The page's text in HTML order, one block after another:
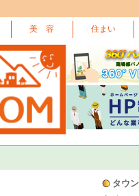
美 容 住まい
タウ